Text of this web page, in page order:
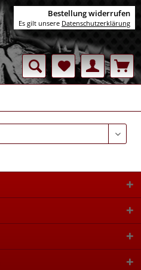
Bestellung widerrufen
Es gilt unsere Datenschutzerklärung